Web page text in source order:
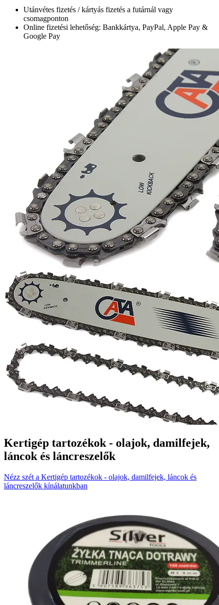
Utánvétes fizetés / kártyás fizetés a futárnál vagy
csomagponton
Online fizetési lehetőség: Bankkártya, PayPal, Apple Pay &
Google Pay
Kertigép tartozékok - olajok, damilfejek,
láncok és láncreszelők
Nézz szét a Kertigép tartozékok - olajok, damilfejek, láncok és
láncreszelők kínálatunkban